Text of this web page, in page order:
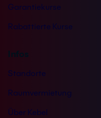
Garantiekurse
Rabattierte Kurse
Infos
Standorte
Raumvermietung
Über Kebel